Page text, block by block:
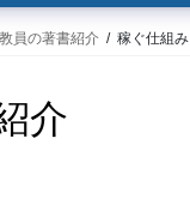
教員の著書紹介 稼ぐ仕組み
介